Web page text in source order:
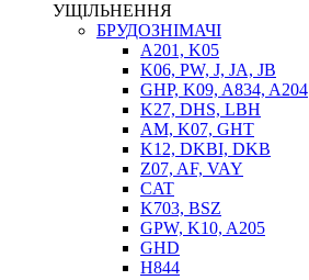
ВТУЛКИ
УЩІЛЬНЕННЯ
БРУДОЗНІМАЧІ
A201, K05
K06, PW, J, JA, JB
GHP, K09, A834, A204
K27, DHS, LBH
AM, K07, GHT
K12, DKBI, DKB
Z07, AF, VAY
CAT
K703, BSZ
GPW, K10, A205
GHD
H844